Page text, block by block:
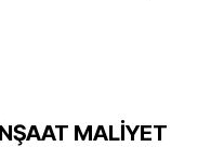
MALİYET